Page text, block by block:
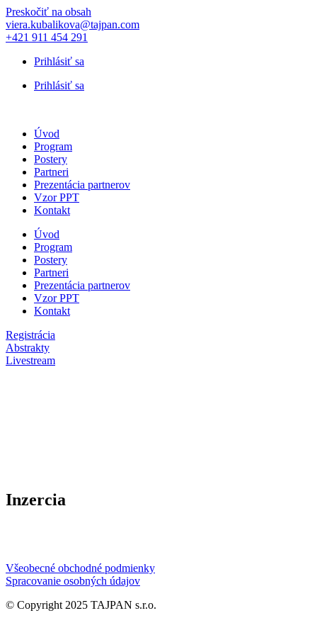
Preskočiť na obsah
viera.kubalikova@tajpan.com
+421 911 454 291
Prihlásiť sa
Prihlásiť sa
Úvod
Program
Postery
Partneri
Prezentácia partnerov
Vzor PPT
Kontakt
Úvod
Program
Postery
Partneri
Prezentácia partnerov
Vzor PPT
Kontakt
Registrácia
Abstrakty
Livestream
Inzercia
Všeobecné obchodné podmienky
Spracovanie osobných údajov
© Copyright 2025 TAJPAN s.r.o.